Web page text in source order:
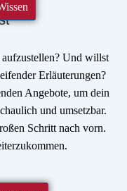
Und willst
Erläuterungen?
Angebote, um dein
und umsetzbar.
Schritt nach vorn.